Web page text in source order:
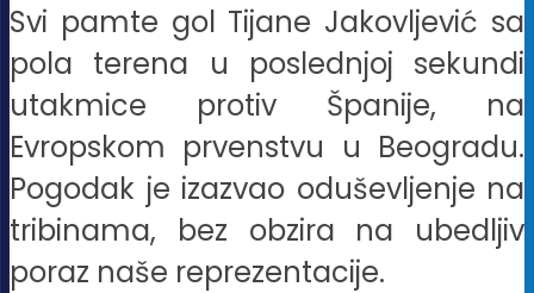
Svi pamte gol Tijane Jakovljević sa
pola terena u poslednjoj sekundi
utakmice protiv Španije, na
Evropskom prvenstvu u Beogradu.
Pogodak je izazvao oduševljenje na
tribinama, bez obzira na ubedljiv
poraz naše reprezentacije.